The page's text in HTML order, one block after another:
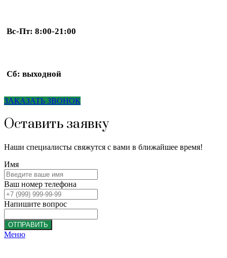
Вс-Пт: 8:00-21:00
Сб: выходной
ЗАКАЗАТЬ ЗВОНОК
Оставить заявку
Наши специалисты свяжутся с вами в ближайшее время!
Имя
Ваш номер телефона
Напишите вопрос
ОТПРАВИТЬ
Меню